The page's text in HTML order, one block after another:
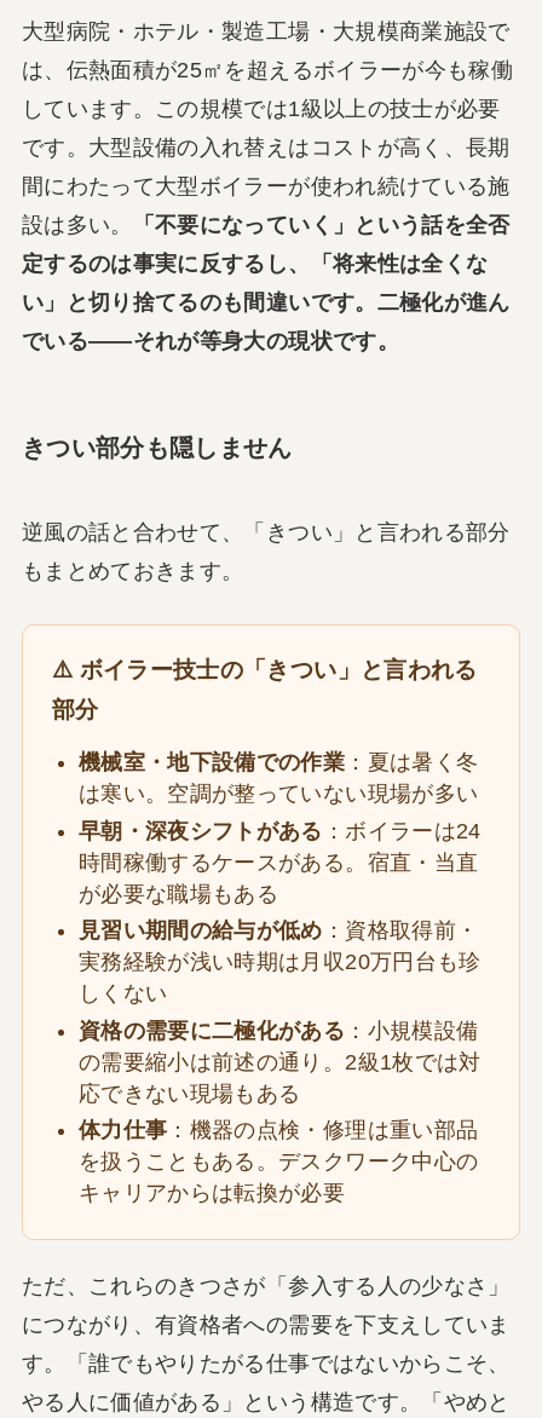
大型病院・ホテル・製造工場・大規模商業施設で
は、伝熱面積が25㎡を超えるボイラーが今も稼働
しています。この規模では1級以上の技士が必要
です。大型設備の入れ替えはコストが高く、長期
間にわたって大型ボイラーが使われ続けている施
設は多い。
「不要になっていく」という話を全否
定するのは事実に反するし、「将来性は全くな
い」と切り捨てるのも間違いです。二極化が進ん
でいる——それが等身大の現状です。
きつい部分も隠しません
逆風の話と合わせて、「きつい」と言われる部分
もまとめておきます。
⚠️ ボイラー技士の「きつい」と言われる
部分
機械室・地下設備での作業 ：夏は暑く冬
は寒い。空調が整っていない現場が多い
早朝・深夜シフトがある ：ボイラーは24
時間稼働するケースがある。宿直・当直
が必要な職場もある
見習い期間の給与が低め ：資格取得前・
実務経験が浅い時期は月収20万円台も珍
しくない
資格の需要に二極化がある ：小規模設備
の需要縮小は前述の通り。2級1枚では対
応できない現場もある
体力仕事 ：機器の点検・修理は重い部品
を扱うこともある。デスクワーク中心の
キャリアからは転換が必要
ただ、これらのきつさが「参入する人の少なさ」
につながり、有資格者への需要を下支えしていま
す。「誰でもやりたがる仕事ではないからこそ、
やる人に価値がある」という構造です。「やめと